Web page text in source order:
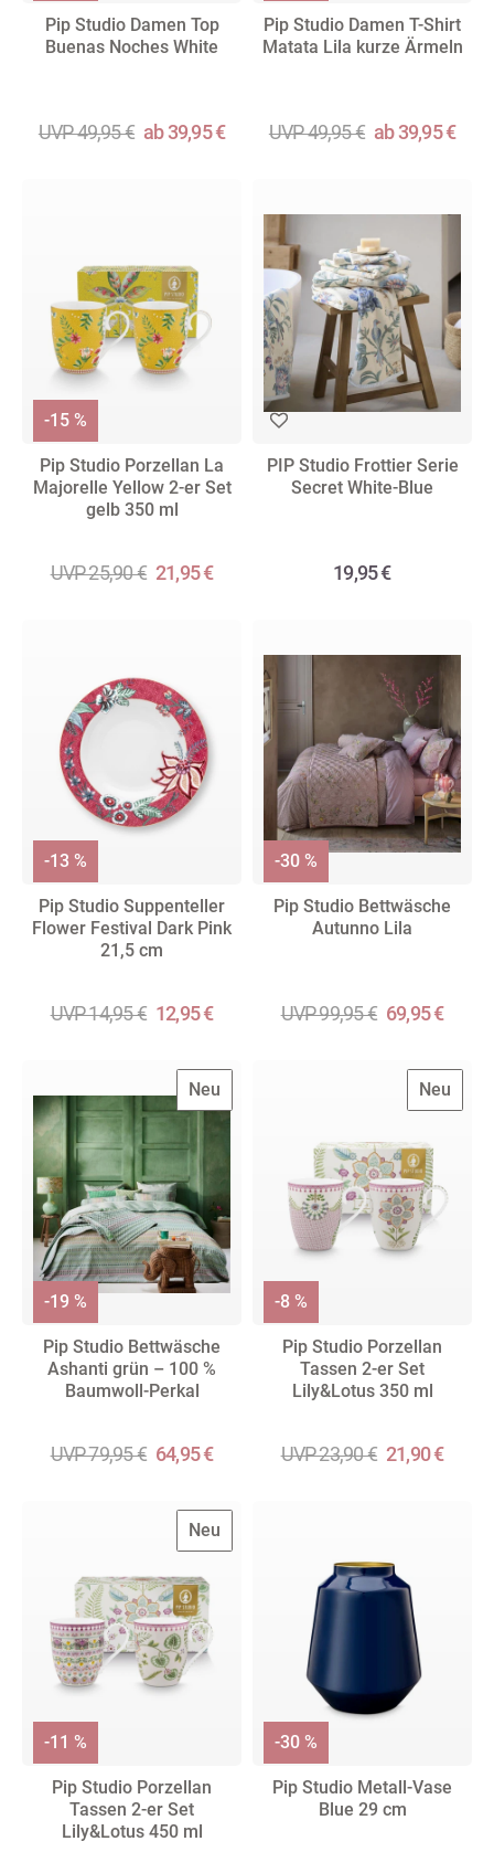
Pip Studio Damen Top
Buenas Noches White
UVP 49,95 € ab 39,95 €
Pip Studio Damen T-Shirt
Matata Lila kurze Ärmeln
UVP 49,95 € ab 39,95 €
Pip Studio Porzellan La
Majorelle Yellow 2-er Set
gelb 350 ml
UVP 25,90 € 21,95 €
-15 %
PIP Studio Frottier Serie
Secret White-Blue
19,95 €
Pip Studio Suppenteller
Flower Festival Dark Pink
21,5 cm
UVP 14,95 € 12,95 €
-13 %
Pip Studio Bettwäsche
Autunno Lila
UVP 99,95 € 69,95 €
-30 %
Neu
Pip Studio Bettwäsche
Ashanti grün – 100 %
Baumwoll-Perkal
UVP 79,95 € 64,95 €
-19 %
Neu
Pip Studio Porzellan
Tassen 2-er Set
Lily&Lotus 350 ml
UVP 23,90 € 21,90 €
-8 %
Neu
Pip Studio Porzellan
Tassen 2-er Set
Lily&Lotus 450 ml
-11 %
Pip Studio Metall-Vase
Blue 29 cm
-30 %